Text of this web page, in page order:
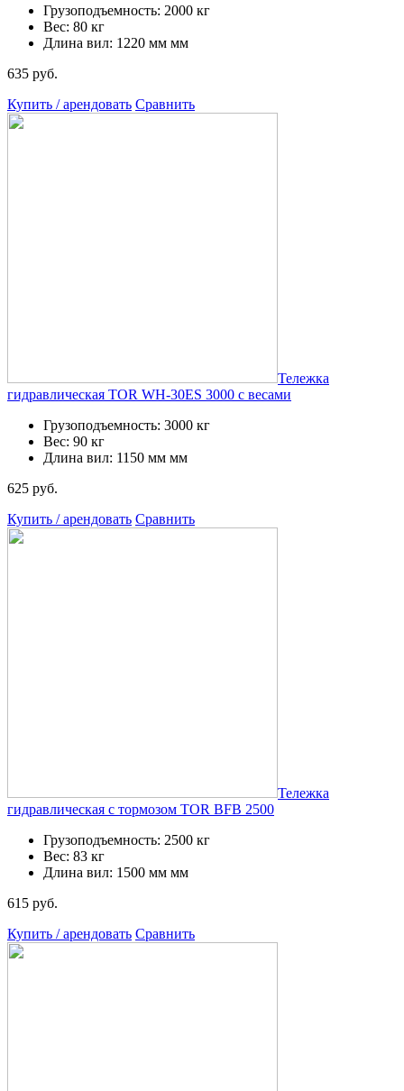
Грузоподъемность: 2000 кг
Вес: 80 кг
Длина вил: 1220 мм мм
635 руб.
Купить / арендовать Сравнить
Тележка
гидравлическая TOR WH-30ES 3000 с весами
Грузоподъемность: 3000 кг
Вес: 90 кг
Длина вил: 1150 мм мм
625 руб.
Купить / арендовать Сравнить
Тележка
гидравлическая с тормозом TOR BFB 2500
Грузоподъемность: 2500 кг
Вес: 83 кг
Длина вил: 1500 мм мм
615 руб.
Купить / арендовать Сравнить